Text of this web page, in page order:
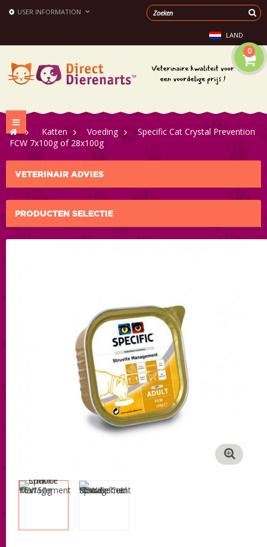
USER INFORMATION
LAND
0
Toggle
navigation
> Katten > Voeding >
Specific Cat Crystal Prevention
FCW 7x100g of 28x100g
VETERINAIR ADVIES
PRODUCTEN SELECTIE